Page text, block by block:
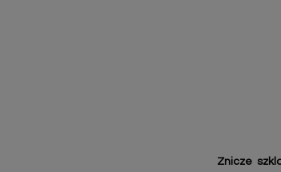
Znicze